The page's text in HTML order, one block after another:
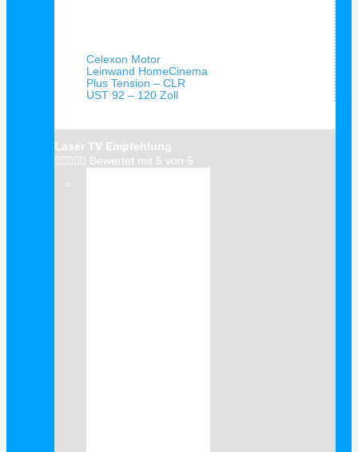
Celexon Motor
Leinwand HomeCinema
Plus Tension – CLR
UST 92 – 120 Zoll
Laser TV Empfehlung
     Bewertet mit 5 von 5